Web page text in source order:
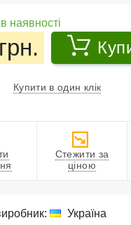
наявності
грн.
Купити в один клік
Стежити за
ціною
Україна